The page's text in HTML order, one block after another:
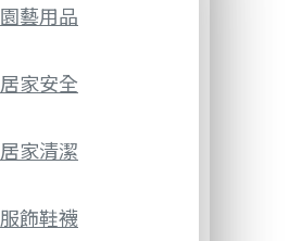
園藝用品
居家安全
居家清潔
服飾鞋襪